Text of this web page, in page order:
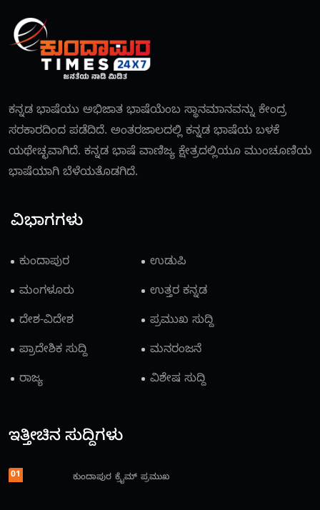
ಕನ್ನಡ ಭಾಷೆಯು ಅಭಿಜಾತ ಭಾಷೆಯೆಂಬ ಸ್ಥಾನಮಾನವನ್ನು ಕೇಂದ್ರ
ಸರಕಾರದಿಂದ ಪಡೆದಿದೆ. ಅಂತರಜಾಲದಲ್ಲಿ ಕನ್ನಡ ಭಾಷೆಯ ಬಳಕೆ
ಯಥೇಚ್ಛವಾಗಿದೆ. ಕನ್ನಡ ಭಾಷೆ ವಾಣಿಜ್ಯ ಕ್ಷೇತ್ರದಲ್ಲಿಯೂ ಮುಂಚೂಣಿಯ
ಭಾಷೆಯಾಗಿ ಬೆಳೆಯತೊಡಗಿದೆ.
ವಿಭಾಗಗಳು
ಕುಂದಾಪುರ
ಉಡುಪಿ
ಮಂಗಳೂರು
ಉತ್ತರ ಕನ್ನಡ
ದೇಶ-ವಿದೇಶ
ಪ್ರಮುಖ ಸುದ್ದಿ
ಪ್ರಾದೇಶಿಕ ಸುದ್ದಿ
ಮನರಂಜನೆ
ರಾಜ್ಯ
ವಿಶೇಷ ಸುದ್ದಿ
ಇತ್ತೀಚಿನ ಸುದ್ದಿಗಳು
01 ಕುಂದಾಪುರ ಕ್ರೈಮ್ ಪ್ರಮುಖ